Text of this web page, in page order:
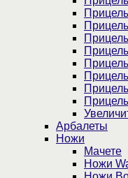
Арбалеты
Ножи
Мачете
Ножи